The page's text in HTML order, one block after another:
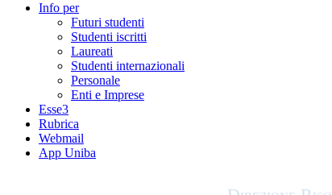
Info per
Futuri studenti
Studenti iscritti
Laureati
Studenti internazionali
Personale
Enti e Imprese
Esse3
Rubrica
Webmail
App Uniba